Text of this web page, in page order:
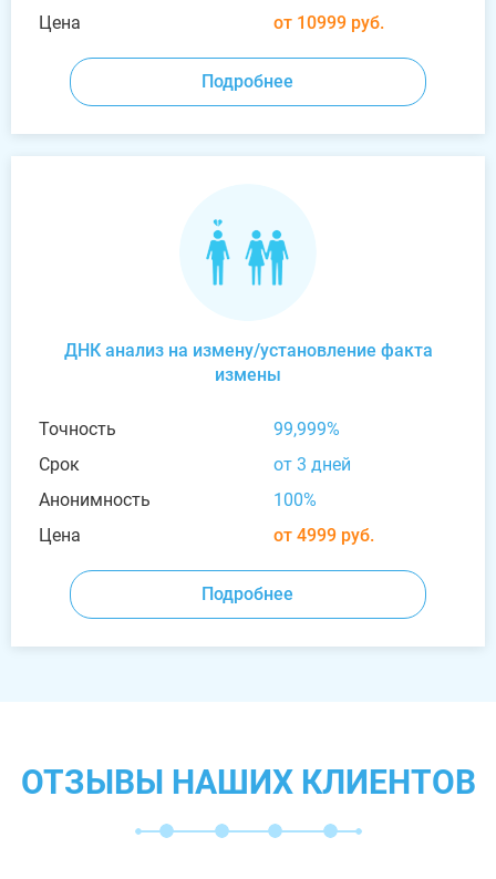
Цена
от 10999 руб.
Подробнее
ДНК анализ на измену/установление факта
измены
Точность
99,999%
Срок
от 3 дней
Анонимность
100%
Цена
от 4999 руб.
Подробнее
ОТЗЫВЫ НАШИХ КЛИЕНТОВ